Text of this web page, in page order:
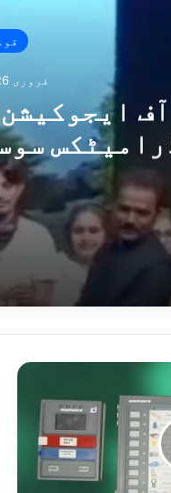
فروری 26, 2025
"پانی”
پر پنجاب پولیس کے 2 ہزار
کھانے سے